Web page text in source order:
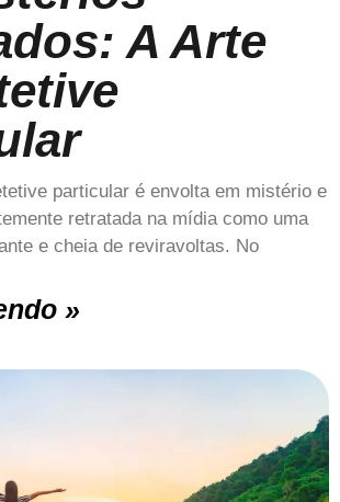
A Arte
particular é envolta em mistério e
retratada na mídia como uma
e cheia de reviravoltas. No
»